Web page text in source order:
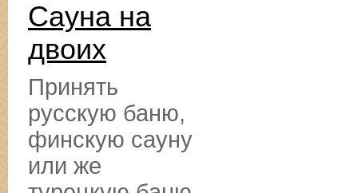
Сауна на
двоих
Принять
русскую баню,
финскую сауну
или же